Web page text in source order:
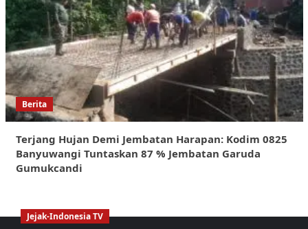
Berita
Terjang Hujan Demi Jembatan Harapan: Kodim 0825
Banyuwangi Tuntaskan 87 % Jembatan Garuda
Gumukcandi
Jejak-Indonesia TV